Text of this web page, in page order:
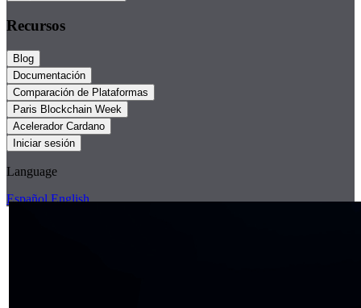
Recursos
Blog
Documentación
Comparación de Plataformas
Paris Blockchain Week
Acelerador Cardano
Iniciar sesión
Language
Español English